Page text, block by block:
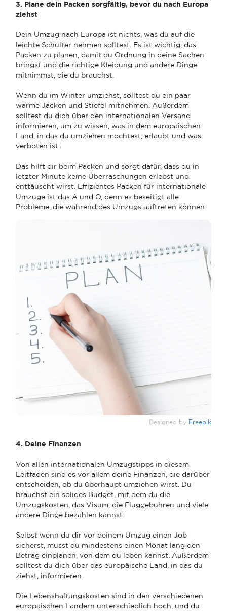
3. Plane dein Packen sorgfältig, bevor du nach Europa
ziehst
Dein Umzug nach Europa ist nichts, was du auf die
leichte Schulter nehmen solltest. Es ist wichtig, das
Packen zu planen, damit du Ordnung in deine Sachen
bringst und die richtige Kleidung und andere Dinge
mitnimmst, die du brauchst.
Wenn du im Winter umziehst, solltest du ein paar
warme Jacken und Stiefel mitnehmen. Außerdem
solltest du dich über den internationalen Versand
informieren, um zu wissen, was in dem europäischen
Land, in das du umziehen möchtest, erlaubt und was
verboten ist.
Das hilft dir beim Packen und sorgt dafür, dass du in
letzter Minute keine Überraschungen erlebst und
enttäuscht wirst. Effizientes Packen für internationale
Umzüge ist das A und O, denn es beseitigt alle
Probleme, die während des Umzugs auftreten können.
Designed by Freepik
4. Deine Finanzen
Von allen internationalen Umzugstipps in diesem
Leitfaden sind es vor allem deine Finanzen, die darüber
entscheiden, ob du überhaupt umziehen wirst. Du
brauchst ein solides Budget, mit dem du die
Umzugskosten, das Visum, die Fluggebühren und viele
andere Dinge bezahlen kannst.
Selbst wenn du dir vor deinem Umzug einen Job
sicherst, musst du mindestens einen Monat lang den
Betrag einplanen, von dem du leben kannst. Außerdem
solltest du dich über das europäische Land, in das du
ziehst, informieren.
Die Lebenshaltungskosten sind in den verschiedenen
europäischen Ländern unterschiedlich hoch, und du